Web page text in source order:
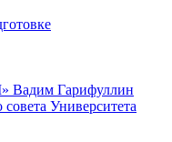
Вадим Гарифуллин
Университета